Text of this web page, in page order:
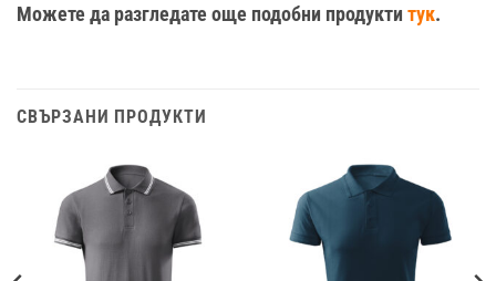
Можете да разгледате още подобни продукти тук.
СВЪРЗАНИ ПРОДУКТИ